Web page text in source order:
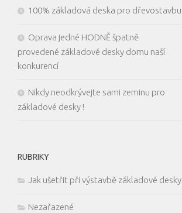
100% základová deska pro dřevostavbu
Oprava jedné HODNĚ špatně
provedené základové desky domu naší
konkurencí
Nikdy neodkrývejte sami zeminu pro
základové desky !
RUBRIKY
Jak ušetřit při výstavbě základové desky
Nezařazené